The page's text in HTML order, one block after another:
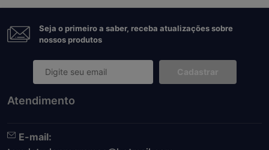
Seja o primeiro a saber, receba atualizações sobre
nossos produtos
Cadastrar
Atendimento
E-mail: